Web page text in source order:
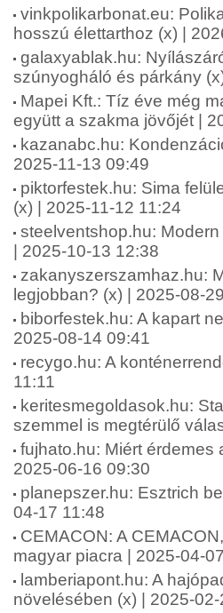
vinkpolikarbonat.eu:
hosszú élettarthoz (x) |
galaxyablak.hu:
szúnyogháló és párkány
Mapei Kft.: Tíz éve még
együtt a szakma jövőjét |
kazanabc.hu:
2025-11-13 09:49
piktorfestek.hu: Sima
(x) | 2025-11-12 11:24
steelventshop.hu:
| 2025-10-13 12:38
zakanyszerszamhaz.hu:
legjobban? (x) | 2025-08-
biborfestek.hu: A kapart
2025-08-14 09:41
recygo.hu: A
11:11
keritesmegoldasok.hu:
szemmel is megtérülő
fujhato.hu: Miért érdemes
2025-06-16 09:30
planepszer.hu: Esztrich
04-17 11:48
CEMACON: A
magyar piacra | 2025-04-
lamberiapont.hu: A
növelésében (x) | 2025-